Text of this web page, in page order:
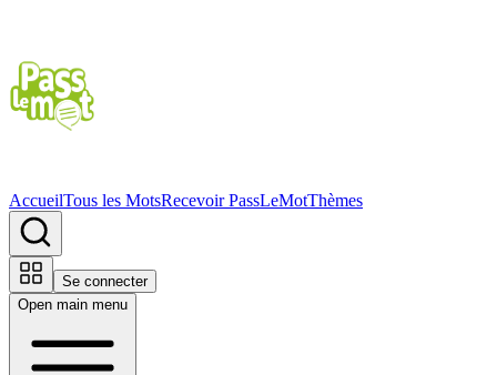
AccueilTous les MotsRecevoir PassLeMotThèmes
Se connecter
Open main menu